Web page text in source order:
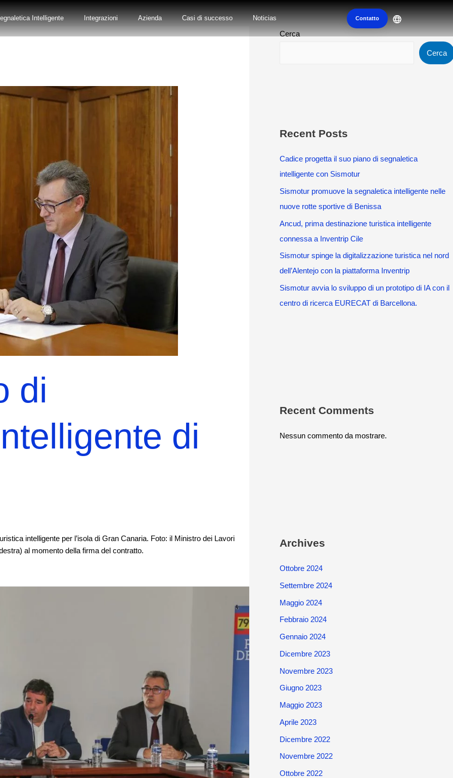
Intelligente Integrazioni Azienda Casi di successo Noticias Contatto
di
di
intelligente per l’isola di Gran Canaria. Foto: il Ministro dei Lavori
al momento della firma del contratto.
Cerca
Cerca
Recent Posts
Cadice progetta il suo piano di segnaletica
intelligente con Sismotur
Sismotur promuove la segnaletica intelligente nelle
nuove rotte sportive di Benissa
Ancud, prima destinazione turistica intelligente
connessa a Inventrip Cile
Sismotur spinge la digitalizzazione turistica nel nord
dell’Alentejo con la piattaforma Inventrip
Sismotur avvia lo sviluppo di un prototipo di IA con il
centro di ricerca EURECAT di Barcellona.
Recent Comments
Nessun commento da mostrare.
Archives
Ottobre 2024
Settembre 2024
Maggio 2024
Febbraio 2024
Gennaio 2024
Dicembre 2023
Novembre 2023
Giugno 2023
Maggio 2023
Aprile 2023
Dicembre 2022
Novembre 2022
Ottobre 2022